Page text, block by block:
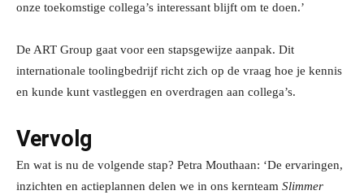
onze toekomstige collega’s interessant blijft om te doen.’
De ART Group gaat voor een stapsgewijze aanpak. Dit
internationale toolingbedrijf richt zich op de vraag hoe je kennis
en kunde kunt vastleggen en overdragen aan collega’s.
Vervolg
En wat is nu de volgende stap? Petra Mouthaan: ‘De ervaringen,
inzichten en actieplannen delen we in ons kernteam Slimmer